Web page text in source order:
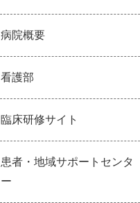
病院概要
看護部
臨床研修サイト
患者・地域サポートセンタ
ー